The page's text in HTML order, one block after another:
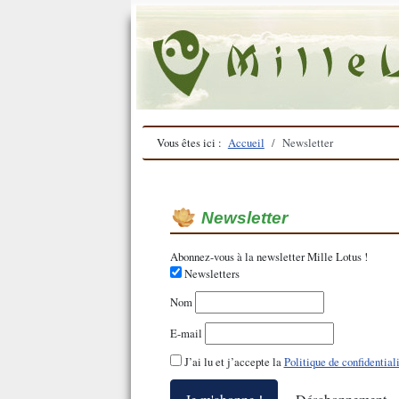
Vous êtes ici : Accueil Newsletter
Newsletter
Abonnez-vous à la newsletter Mille Lotus !
Newsletters
Nom
E-mail
J’ai lu et j’accepte laPolitique de